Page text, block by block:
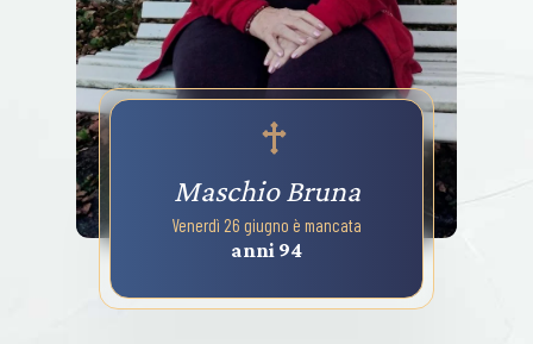
Maschio Bruna
Venerdì 26 giugno è mancata
anni 94